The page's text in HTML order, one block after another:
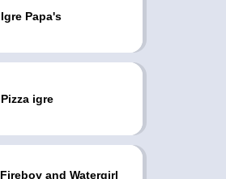
Igre Papa's
Pizza igre
Fireboy and Watergirl